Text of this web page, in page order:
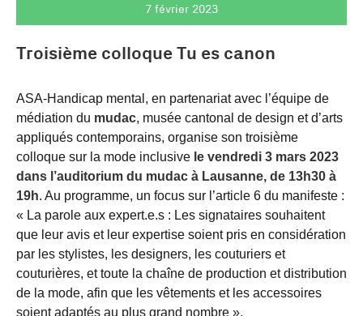
7 février 2023
Troisième colloque Tu es canon
ASA-Handicap mental, en partenariat avec l’équipe de
médiation du mudac, musée cantonal de design et d’arts
appliqués contemporains, organise son troisième
colloque sur la mode inclusive le vendredi 3 mars 2023
dans l’auditorium du mudac à Lausanne, de 13h30 à
19h. Au programme, un focus sur l’article 6 du manifeste :
« La parole aux expert.e.s : Les signataires souhaitent
que leur avis et leur expertise soient pris en considération
par les stylistes, les designers, les couturiers et
couturières, et toute la chaîne de production et distribution
de la mode, afin que les vêtements et les accessoires
soient adaptés au plus grand nombre ».